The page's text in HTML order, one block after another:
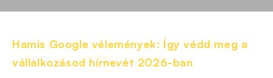
Hamis Google vélemények: Így védd meg a
vállalkozásod hírnevét 2026-ban